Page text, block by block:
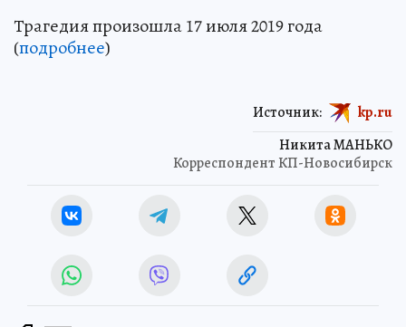
Трагедия произошла 17 июля 2019 года
(подробнее)
Никита МАНЬКО
Корреспондент КП-Новосибирск
Источник: kp.ru